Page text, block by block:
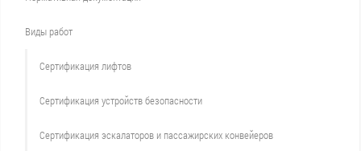
Виды работ
Сертификация лифтов
Сертификация устройств безопасности
Сертификация эскалаторов и пассажирских конвейеров